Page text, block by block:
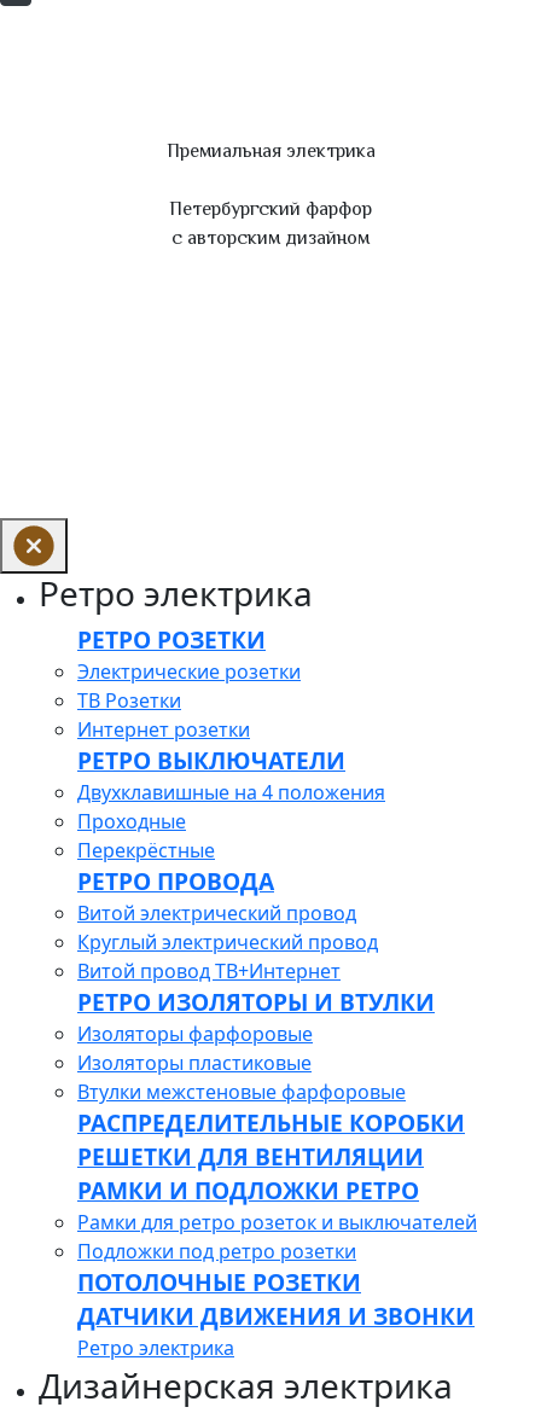
Премиальная электрика
Петербургский фарфор
с авторским дизайном
Ретро электрика
РЕТРО РОЗЕТКИ
Электрические розетки
ТВ Розетки
Интернет розетки
РЕТРО ВЫКЛЮЧАТЕЛИ
Двухклавишные на 4 положения
Проходные
Перекрёстные
РЕТРО ПРОВОДА
Витой электрический провод
Круглый электрический провод
Витой провод ТВ+Интернет
РЕТРО ИЗОЛЯТОРЫ И ВТУЛКИ
Изоляторы фарфоровые
Изоляторы пластиковые
Втулки межстеновые фарфоровые
РАСПРЕДЕЛИТЕЛЬНЫЕ КОРОБКИ
РЕШЕТКИ ДЛЯ ВЕНТИЛЯЦИИ
РАМКИ И ПОДЛОЖКИ РЕТРО
Рамки для ретро розеток и выключателей
Подложки под ретро розетки
ПОТОЛОЧНЫЕ РОЗЕТКИ
ДАТЧИКИ ДВИЖЕНИЯ И ЗВОНКИ
Ретро электрика
Дизайнерская электрика